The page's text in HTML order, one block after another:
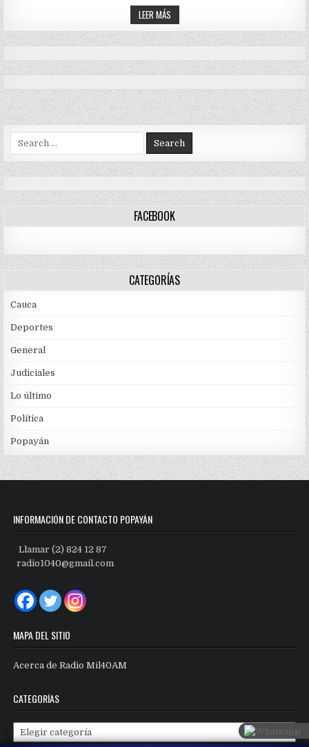
TABLAZO
LEER MÁSFAMILIAS
DESTECHADAS
OCUPARON
EN
EL
DE
Search
for:
FACEBOOK
CATEGORÍAS
Cauca
Deportes
General
Judiciales
Lo último
Política
Popayán
INFORMACIÓN DE CONTACTO POPAYÁN
Llamar (2) 824 12 87
radio1040@gmail.com
MAPA DEL SITIO
Acerca de Radio Mil40AM
CATEGORÍAS
Categorías